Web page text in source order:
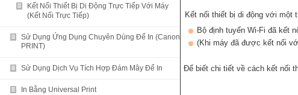
Kết Nối Thiết Bị Di Động Trực Tiếp Với Máy
(Kết Nối Trực Tiếp)
Sử Dụng Ứng Dụng Chuyên Dùng Để In (Canon
PRINT)
Sử Dụng Dịch Vụ Tích Hợp Đám Mây Để In
In Bằng Universal Print
Kết nối thiết bị di động với một
Bộ định tuyến Wi-Fi đã kết
(Khi máy đã được kết nối
Để biết chi tiết về cách kết nối